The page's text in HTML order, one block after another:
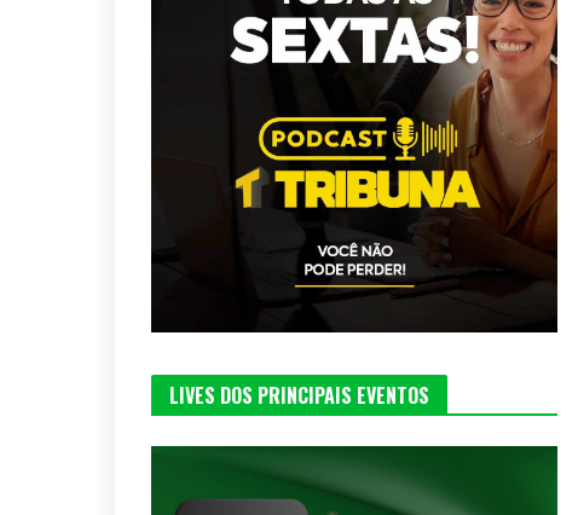
LIVES DOS PRINCIPAIS EVENTOS